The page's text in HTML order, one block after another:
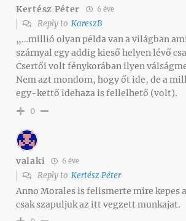
Kertész Péter 6 éve
Reply to KareszB
„…millió olyan példa van a világban
szárnyal egy addig kieső helyen lévő
Csertői volt fénykorában ilyen
Nem azt mondom, hogy őt ide, de a
egy-kettő idehaza is fellelhető (volt).
0
valaki 6 éve
Reply to Kertész Péter
Anno Morales is felismerte mire kepes
csak szapuljuk az itt vegzett munkajat.